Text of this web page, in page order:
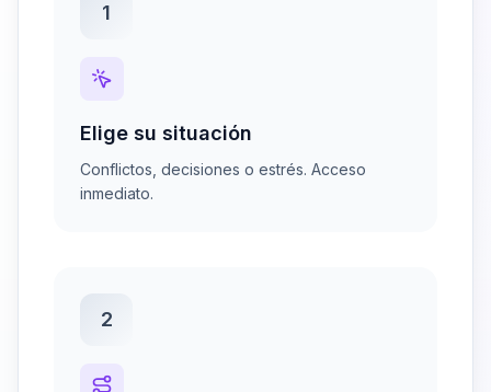
1
Elige su situación
Conflictos, decisiones o estrés. Acceso
inmediato.
2